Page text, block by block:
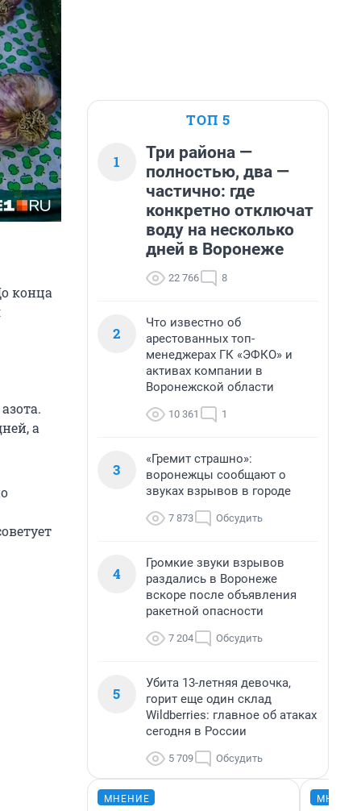
конца
а
ТОП 5
1
Три района —
полностью, два —
частично: где
конкретно отключат
воду на несколько
дней в Воронеже
22 766 8
2
Что известно об
арестованных топ-
менеджерах ГК «ЭФКО» и
активах компании в
Воронежской области
10 361 1
3
«Гремит страшно»:
воронежцы сообщают о
звуках взрывов в городе
7 873 Обсудить
4
Громкие звуки взрывов
раздались в Воронеже
вскоре после объявления
ракетной опасности
7 204 Обсудить
5
Убита 13-летняя девочка,
горит еще один склад
Wildberries: главное об атаках
сегодня в России
5 709 Обсудить
МНЕНИЕ